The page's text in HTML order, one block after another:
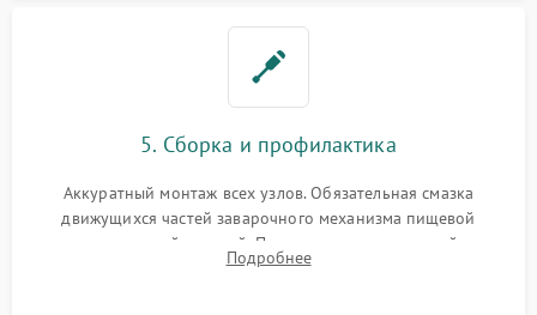
5. Сборка и профилактика
Аккуратный монтаж всех узлов. Обязательная смазка
движущихся частей заварочного механизма пищевой
силиконовой смазкой. Проведение программной
декальцинации и очистки системы от кофейных масел.
Подробнее